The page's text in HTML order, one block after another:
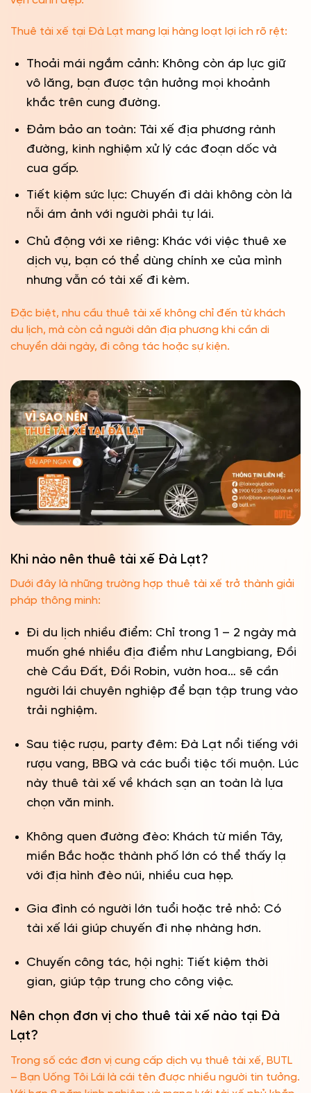
Thuê tài xế tại Đà Lạt mang lại hàng loạt lợi ích rõ rệt:
Thoải mái ngắm cảnh: Không còn áp lực giữ
vô lăng, bạn được tận hưởng mọi khoảnh
khắc trên cung đường.
Đảm bảo an toàn: Tài xế địa phương rành
đường, kinh nghiệm xử lý các đoạn dốc và
cua gấp.
Tiết kiệm sức lực: Chuyến đi dài không còn là
nỗi ám ảnh với người phải tự lái.
Chủ động với xe riêng: Khác với việc thuê xe
dịch vụ, bạn có thể dùng chính xe của mình
nhưng vẫn có tài xế đi kèm.
Đặc biệt, nhu cầu thuê tài xế không chỉ đến từ khách
du lịch, mà còn cả người dân địa phương khi cần di
chuyển dài ngày, đi công tác hoặc sự kiện.
Khi nào nên thuê tài xế Đà Lạt?
Dưới đây là những trường hợp thuê tài xế trở thành giải
pháp thông minh:
Đi du lịch nhiều điểm: Chỉ trong 1 – 2 ngày mà
muốn ghé nhiều địa điểm như Langbiang, Đồi
chè Cầu Đất, Đồi Robin, vườn hoa… sẽ cần
người lái chuyên nghiệp để bạn tập trung vào
trải nghiệm.
Sau tiệc rượu, party đêm: Đà Lạt nổi tiếng với
rượu vang, BBQ và các buổi tiệc tối muộn. Lúc
này thuê tài xế về khách sạn an toàn là lựa
chọn văn minh.
Không quen đường đèo: Khách từ miền Tây,
miền Bắc hoặc thành phố lớn có thể thấy lạ
với địa hình đèo núi, nhiều cua hẹp.
Gia đình có người lớn tuổi hoặc trẻ nhỏ: Có
tài xế lái giúp chuyến đi nhẹ nhàng hơn.
Chuyến công tác, hội nghị: Tiết kiệm thời
gian, giúp tập trung cho công việc.
Nên chọn đơn vị cho thuê tài xế nào tại Đà
Lạt?
Trong số các đơn vị cung cấp dịch vụ thuê tài xế, BUTL
– Bạn Uống Tôi Lái là cái tên được nhiều người tin tưởng.